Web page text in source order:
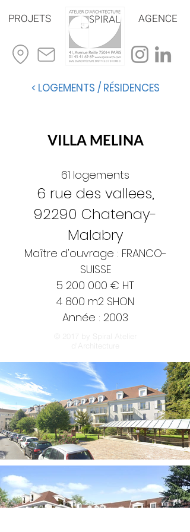
PROJETS AGENCE
< LOGEMENTS / RÉSIDENCES
VILLA MELINA
61 logements
6 rue des vallees,
92290 Chatenay-
Malabry
Maître d'ouvrage : FRANCO-
SUISSE
5 200 000 € HT
4 800 m2 SHON
Année : 2003